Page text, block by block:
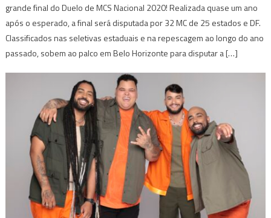
grande final do Duelo de MCS Nacional 2020! Realizada quase um ano
após o esperado, a final será disputada por 32 MC de 25 estados e DF.
Classificados nas seletivas estaduais e na repescagem ao longo do ano
passado, sobem ao palco em Belo Horizonte para disputar a […]